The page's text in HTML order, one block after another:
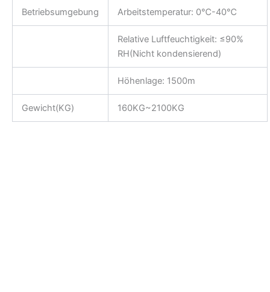
Betriebsumgebung Arbeitstemperatur: 0℃-40℃
Relative Luftfeuchtigkeit: ≤90%
RH(Nicht kondensierend)
Höhenlage: 1500m
Gewicht(KG) 160KG~2100KG